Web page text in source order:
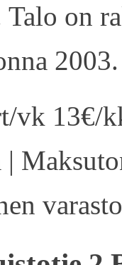
on
2003.
vk 13€/